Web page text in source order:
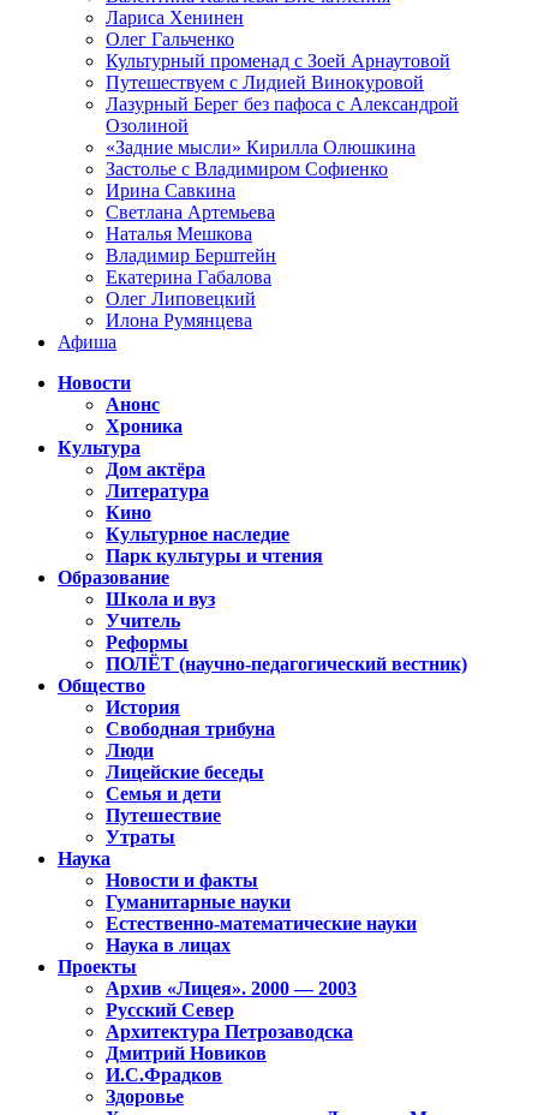
Лариса Хенинен
Олег Гальченко
Культурный променад с Зоей Арнаутовой
Путешествуем с Лидией Винокуровой
Лазурный Берег без пафоса с Александрой
Озолиной
«Задние мысли» Кирилла Олюшкина
Застолье с Владимиром Софиенко
Ирина Савкина
Светлана Артемьева
Наталья Мешкова
Владимир Берштейн
Екатерина Габалова
Олег Липовецкий
Илона Румянцева
Афиша
Новости
Анонс
Хроника
Культура
Дом актёра
Литература
Кино
Культурное наследие
Парк культуры и чтения
Образование
Школа и вуз
Учитель
Реформы
ПОЛЁТ (научно-педагогический вестник)
Общество
История
Свободная трибуна
Люди
Лицейские беседы
Семья и дети
Путешествие
Утраты
Наука
Новости и факты
Гуманитарные науки
Естественно-математические науки
Наука в лицах
Проекты
Архив «Лицея». 2000 — 2003
Русский Север
Архитектура Петрозаводска
Дмитрий Новиков
И.С.Фрадков
Здоровье